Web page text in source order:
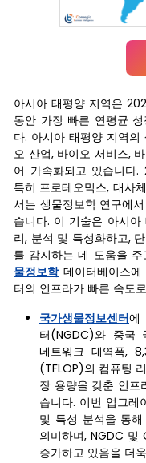
아시아 태평양 지역은
동안 가장 빠른 연평균
다. 아시아 태평양 지역
오 산업, 바이오 서비스,
어 가속화되고 있습니다.
특히 프로테오믹스, 대사
서는 생물정보학 연구에
습니다. 이 기술은 아시
리, 분석 및 특성화하고,
를 감지하는 데 도움을
물정보학데이터베이스에
터의 인프라가 빠른 속도
국가생물정보센터에
터(NGDC)와 중국
네트워크 대역폭,
(TFLOP)의 컴퓨팅
장 용량을 갖춘 인프
습니다. 이번 업그레
및 특성 분석을 통
의미하며, NGDC 및
증가하고 있음을 더